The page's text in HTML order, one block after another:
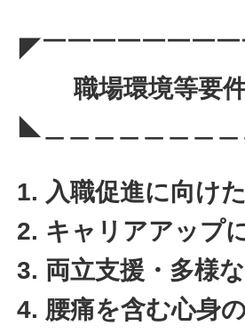
◤￣￣￣￣￣￣￣
職場環境等要
◣＿＿＿＿＿＿＿
1. 入職促進に向け
2. キャリアアップ
3. 両立支援・多様
4. 腰痛を含む心身